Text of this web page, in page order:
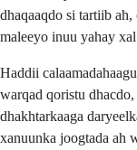
dhaqaaqdo si tartiib
maleeyo inuu yahay
Haddii
warqad qoristu dhacdo,
dhakhtarkaaga
xanuunka joogtada ah